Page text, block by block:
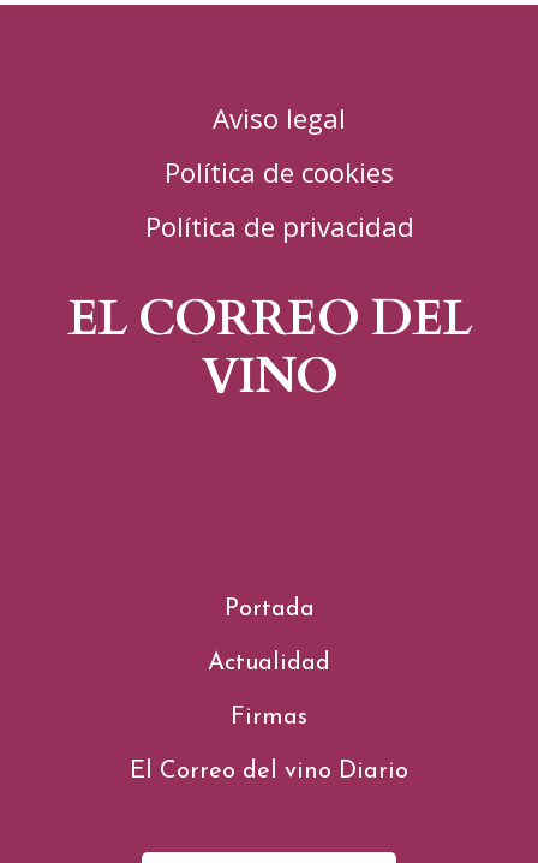
Aviso legal
Política de cookies
Política de privacidad
EL CORREO DEL
VINO
Portada
Actualidad
Firmas
El Correo del vino Diario